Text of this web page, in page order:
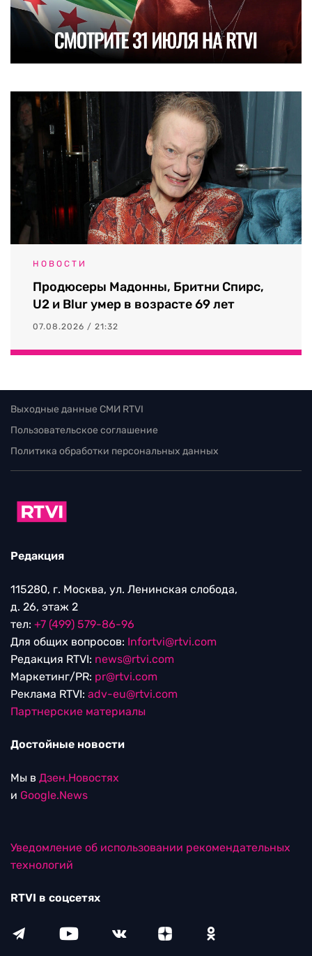
НОВОСТИ
Продюсеры Мадонны, Бритни Спирс,
U2 и Blur умер в возрасте 69 лет
07.08.2026 / 21:32
Выходные данные СМИ RTVI
Пользовательское соглашение
Политика обработки персональных данных
Редакция
115280, г. Москва, ул. Ленинская слобода,
д. 26, этаж 2
тел: +7 (499) 579-86-96
Для общих вопросов: Infortvi@rtvi.com
Редакция RTVI: news@rtvi.com
Маркетинг/PR: pr@rtvi.com
Реклама RTVI: adv-eu@rtvi.com
Партнерские материалы
Достойные новости
Мы в Дзен.Новостях
и Google.News
Уведомление об использовании рекомендательных
технологий
RTVI в соцсетях